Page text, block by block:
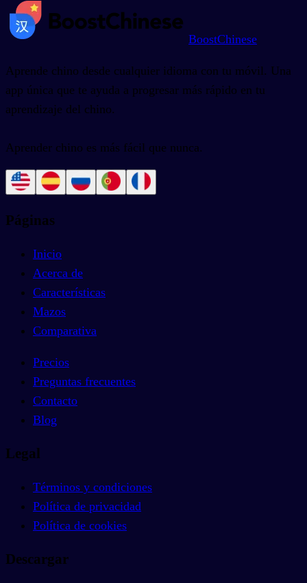
BoostChinese
Aprende chino desde cualquier idioma con tu móvil. Una
app única que te ayuda a progresar más rápido en tu
aprendizaje del chino.
Aprender chino es más fácil que nunca.
Páginas
Inicio
Acerca de
Características
Mazos
Comparativa
Precios
Preguntas frecuentes
Contacto
Blog
Legal
Términos y condiciones
Política de privacidad
Política de cookies
Descargar